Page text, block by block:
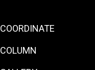
COORDINATE
COLUMN